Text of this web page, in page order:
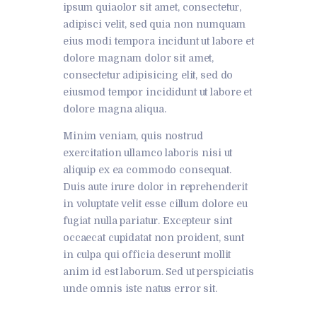
ipsum quiaolor sit amet, consectetur,
adipisci velit, sed quia non numquam
eius modi tempora incidunt ut labore et
dolore magnam dolor sit amet,
consectetur adipisicing elit, sed do
eiusmod tempor incididunt ut labore et
dolore magna aliqua.
Minim veniam, quis nostrud
exercitation ullamco laboris nisi ut
aliquip ex ea commodo consequat.
Duis aute irure dolor in reprehenderit
in voluptate velit esse cillum dolore eu
fugiat nulla pariatur. Excepteur sint
occaecat cupidatat non proident, sunt
in culpa qui officia deserunt mollit
anim id est laborum. Sed ut perspiciatis
unde omnis iste natus error sit.